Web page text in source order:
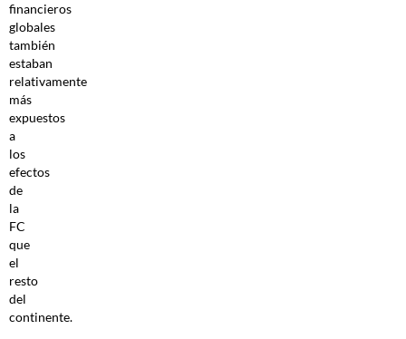
financieros
globales
también
estaban
relativamente
más
expuestos
a
los
efectos
de
la
FC
que
el
resto
del
continente.